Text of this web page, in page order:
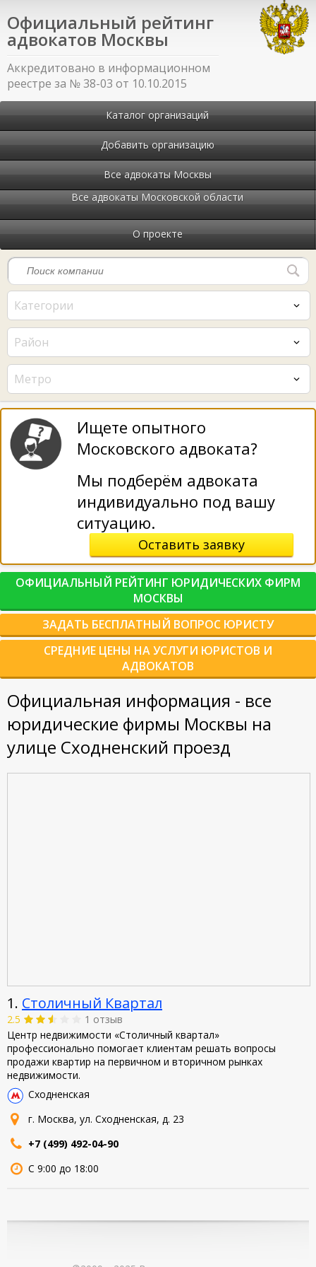
Официальный рейтинг
адвокатов Москвы
Аккредитовано в информационном
реестре за № 38-03 от 10.10.2015
Каталог организаций
Добавить организацию
Все адвокаты Москвы
Все адвокаты Московской области
О проекте
Категории
Район
Метро
Ищете опытного
Московского адвоката?
Мы подберём адвоката
индивидуально под вашу
ситуацию.
Оставить заявку
ОФИЦИАЛЬНЫЙ РЕЙТИНГ ЮРИДИЧЕСКИХ ФИРМ
МОСКВЫ
ЗАДАТЬ БЕСПЛАТНЫЙ ВОПРОС ЮРИСТУ
СРЕДНИЕ ЦЕНЫ НА УСЛУГИ ЮРИСТОВ И
АДВОКАТОВ
Официальная информация - все
юридические фирмы Москвы на
улице Сходненский проезд
1. Столичный Квартал
2.5
1 отзыв
Центр недвижимости «Столичный квартал»
профессионально помогает клиентам решать вопросы
продажи квартир на первичном и вторичном рынках
недвижимости.
Сходненская
г. Москва, ул. Сходненская, д. 23
+7 (499) 492-04-90
С 9:00 до 18:00